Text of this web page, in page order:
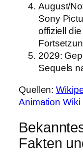
August/
Sony
offiziell
2029:
Sequels
Quellen:
Animation Wiki
Fakten